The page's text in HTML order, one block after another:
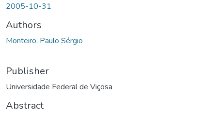
2005-10-31
Authors
Monteiro, Paulo Sérgio
Publisher
Universidade Federal de Viçosa
Abstract